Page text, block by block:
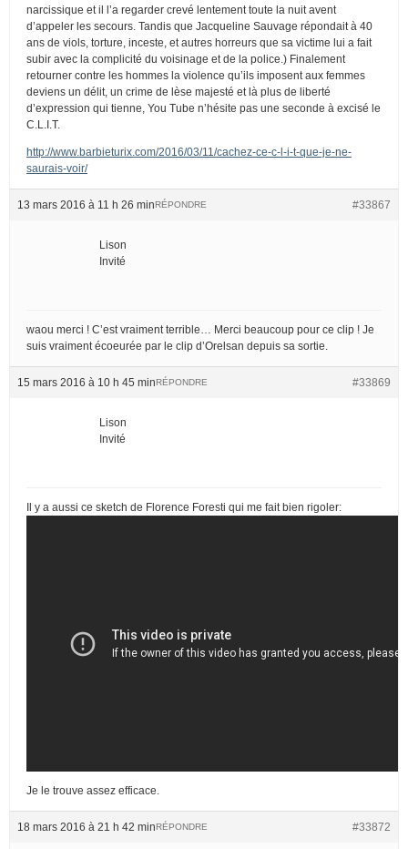
narcissique et il l’a regarder crevé lentement toute la nuit avent
d’appeler les secours. Tandis que Jacqueline Sauvage répondait à 40
ans de viols, torture, inceste, et autres horreurs que sa victime lui a fait
subir avec la complicité du voisinage et de la police.) Finalement
retourner contre les hommes la violence qu’ils imposent aux femmes
deviens un délit, un crime de lèse majesté et là plus de liberté
d’expression qui tienne, You Tube n’hésite pas une seconde à excisé le
C.L.I.T.
http://www.barbieturix.com/2016/03/11/cachez-ce-c-l-i-t-que-je-ne-
saurais-voir/
13 mars 2016 à 11 h 26 min #33867
RÉPONDRE
Lison
Invité
waou merci ! C’est vraiment terrible… Merci beaucoup pour ce clip ! Je
suis vraiment écoeurée par le clip d’Orelsan depuis sa sortie.
15 mars 2016 à 10 h 45 min #33869
RÉPONDRE
Lison
Invité
Il y a aussi ce sketch de Florence Foresti qui me fait bien rigoler:
Je le trouve assez efficace.
18 mars 2016 à 21 h 42 min #33872
RÉPONDRE